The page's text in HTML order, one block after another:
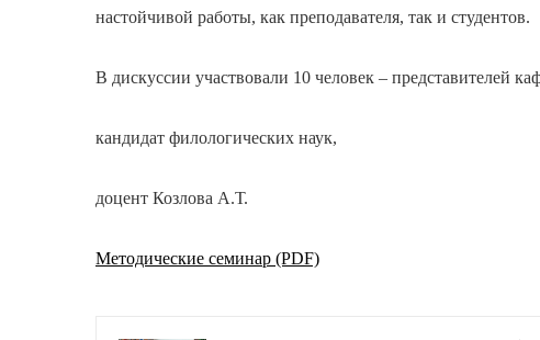
настойчивой работы, как преподавателя, так и студентов.
В дискуссии участвовали 10 человек – представителей
кандидат филологических наук,
доцент Козлова А.Т.
Методические семинар (PDF)